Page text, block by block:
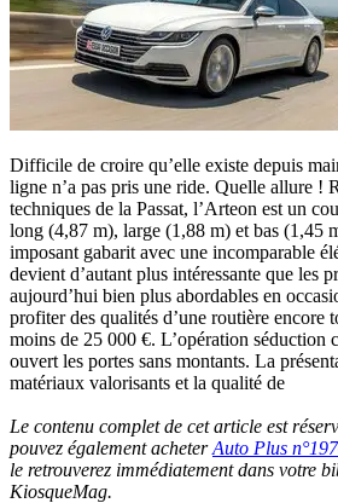
Difficile de croire qu’elle existe depuis
ligne n’a pas pris une ride. Quelle allure !
techniques de la Passat, l’Arteon est un
long (4,87 m), large (1,88 m) et bas (1,45
imposant gabarit avec une incomparable
devient d’autant plus intéressante que les
aujourd’hui bien plus abordables en
profiter des qualités d’une routière encore
moins de 25 000 €. L’opération séduction
ouvert les portes sans montants. La
matériaux valorisants et la qualité de
Le contenu complet de cet article est
pouvez également acheterAuto Plus
le retrouverez immédiatement dans votre
KiosqueMag.